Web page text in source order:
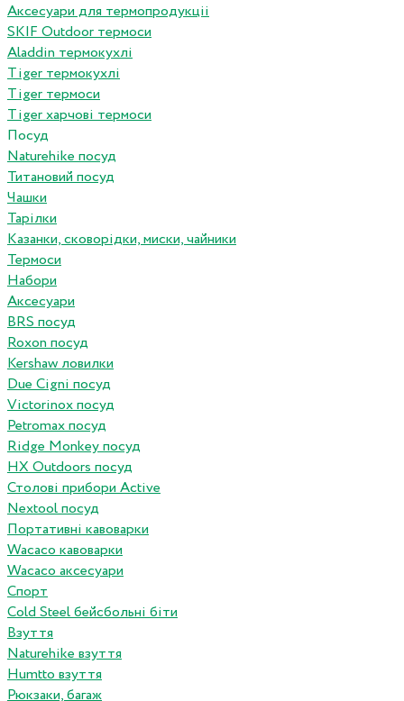
Аксесуари для термопродукціі
SKIF Outdoor термоси
Aladdin термокухлі
Tiger термокухлі
Tiger термоси
Tiger харчові термоси
Посуд
Naturehike посуд
Титановий посуд
Чашки
Тарілки
Казанки, сковорідки, миски, чайники
Термоси
Набори
Аксесуари
BRS посуд
Roxon посуд
Kershaw ловилки
Due Cigni посуд
Victorinox посуд
Petromax посуд
Ridge Monkey посуд
HX Outdoors посуд
Столові прибори Active
Nextool посуд
Портативні кавоварки
Wacaco кавоварки
Wacaco аксесуари
Спорт
Cold Steel бейсбольні біти
Взуття
Naturehike взуття
Humtto взуття
Рюкзаки, багаж